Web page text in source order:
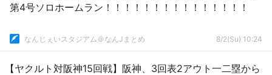
第4号ソロホームラン！！！！！！！！！！！！！！！
なんじぇいスタジアム＠なんJまとめ 8/2(Su) 10:24
【ヤクルト対阪神15回戦】阪神、3回表2アウト一二塁から